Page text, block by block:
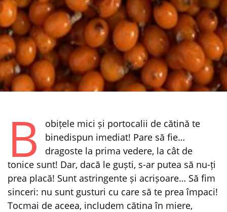
B
obițele mici și portocalii de cătină te
binedispun imediat! Pare să fie…
dragoste la prima vedere, la cât de
tonice sunt! Dar, dacă le guști, s-ar putea să nu-ți
prea placă! Sunt astringente și acrișoare… Să fim
sinceri: nu sunt gusturi cu care să te prea împaci!
Tocmai de aceea, includem cătina în miere,